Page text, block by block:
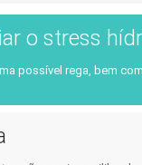
Técnico
Gestão e
Estratégia e
o stress
possível rega, bem